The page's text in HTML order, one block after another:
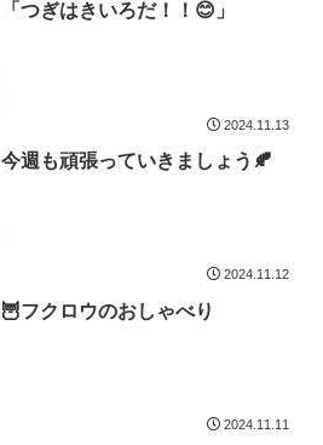
「つぎはきいろだ！！😊」
2024.11.13
今週も頑張っていきましょう🍂
2024.11.12
🦉フクロウのおしゃべり
2024.11.11